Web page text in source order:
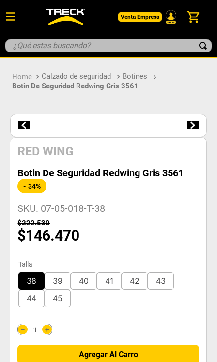
Venta Empresa
¿Qué estas buscando?
Calzado de seguridad
Botines
Botin De Seguridad Redwing Gris 3561
RED WING
Botin De Seguridad Redwing Gris 3561
34%
SKU: 07-05-018-T-38
$222.530
$146.470
Talla
38 39 40 41 42
43
44
45
＋
－
Agregar Al Carro
1. botin